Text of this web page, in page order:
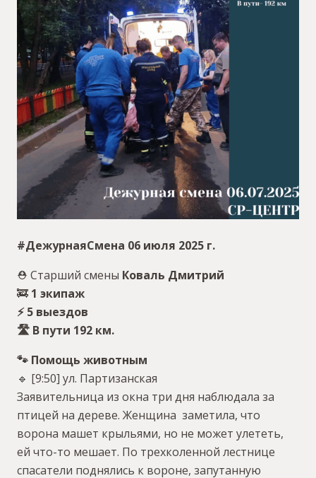
#ДежурнаяСмена 06 июля 2025 г.
⛑ Старший смены Коваль Дмитрий
🚒 1 экипаж
⚡️ 5 выездов
🛣 В пути 192 км.
🐾 Помощь животным
🔹 [9:50] ул. Партизанская
Заявительница из окна три дня наблюдала за
птицей на дереве. Женщина заметила, что
ворона машет крыльями, но не может улететь,
ей что-то мешает. По трехколенной лестнице
спасатели поднялись к вороне, запутанную